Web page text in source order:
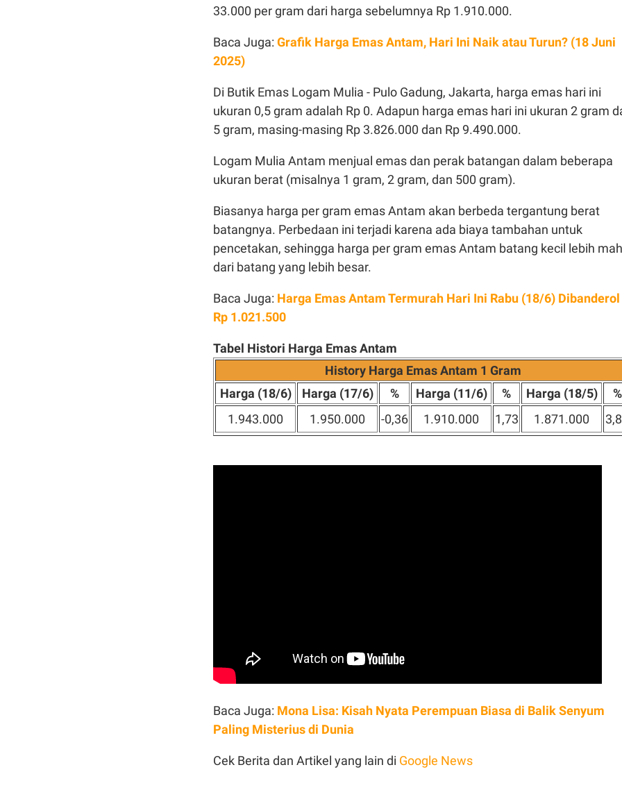
33.000 per gram dari harga sebelumnya Rp 1.910.000.
Baca Juga: Grafik Harga Emas Antam, Hari Ini Naik atau Turun? (18 Juni
2025)
Di Butik Emas Logam Mulia - Pulo Gadung, Jakarta, harga emas hari ini
ukuran 0,5 gram adalah Rp 0. Adapun harga emas hari ini ukuran 2 gram
5 gram, masing-masing Rp 3.826.000 dan Rp 9.490.000.
Logam Mulia Antam menjual emas dan perak batangan dalam beberapa
ukuran berat (misalnya 1 gram, 2 gram, dan 500 gram).
Biasanya harga per gram emas Antam akan berbeda tergantung berat
batangnya. Perbedaan ini terjadi karena ada biaya tambahan untuk
pencetakan, sehingga harga per gram emas Antam batang kecil lebih
dari batang yang lebih besar.
Baca Juga: Harga Emas Antam Termurah Hari Ini Rabu (18/6) Dibanderol
Rp 1.021.500
Tabel Histori Harga Emas Antam
History Harga Emas Antam 1 Gram
Harga (18/6)
Harga (17/6) % Harga (11/6) % Harga (18/5)
%
1.943.000
1.950.000 -0,36 1.910.000 1,73 1.871.000
Baca Juga: Mona Lisa: Kisah Nyata Perempuan Biasa di Balik Senyum
Paling Misterius di Dunia
Cek Berita dan Artikel yang lain di Google News